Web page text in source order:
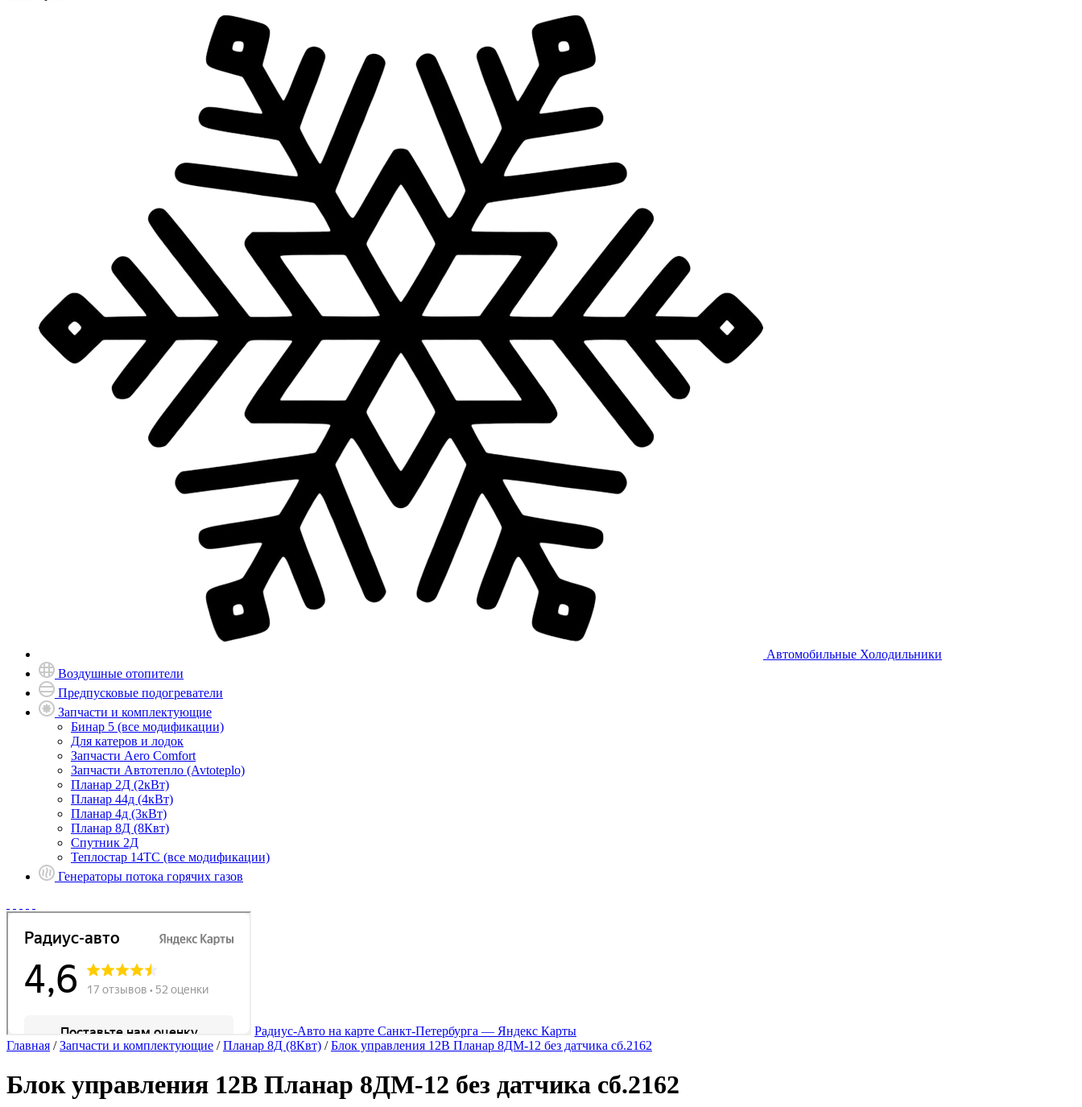
Автомобильные Холодильники
Воздушные отопители
Предпусковые подогреватели
Запчасти и комплектующие
Бинар 5 (все модификации)
Для катеров и лодок
Запчасти Aero Comfort
Запчасти Автотепло (Avtoteplo)
Планар 2Д (2кВт)
Планар 44д (4кВт)
Планар 4д (3кВт)
Планар 8Д (8Квт)
Спутник 2Д
Теплостар 14ТС (все модификации)
Генераторы потока горячих газов
Радиус-Авто на карте Санкт‑Петербурга — Яндекс Карты
Главная /Запчасти и комплектующие /Планар 8Д (8Квт) /Блок управления 12В Планар 8ДМ-12 без датчика сб.2162
Блок управления 12В Планар 8ДМ-12 без датчика сб.2162